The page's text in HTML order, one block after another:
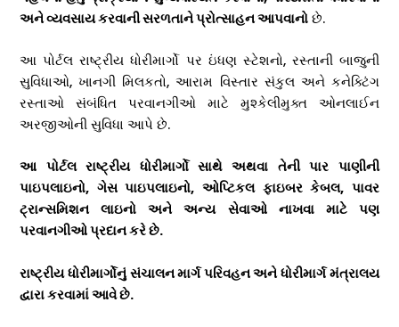
અને વ્યવસાય કરવાની સરળતાને પ્રોત્સાહન આપવાનો છે.
આ પોર્ટલ રાષ્ટ્રીય ધોરીમાર્ગો પર ઇંધણ સ્ટેશનો, રસ્તાની બાજુની
સુવિધાઓ, ખાનગી મિલકતો, આરામ વિસ્તાર સંકુલ અને કનેક્ટિંગ
રસ્તાઓ સંબંધિત પરવાનગીઓ માટે મુશ્કેલીમુક્ત ઓનલાઈન
અરજીઓની સુવિધા આપે છે.
આ પોર્ટલ રાષ્ટ્રીય ધોરીમાર્ગો સાથે અથવા તેની પાર પાણીની
પાઇપલાઇનો, ગેસ પાઇપલાઇનો, ઓપ્ટિકલ ફાઇબર કેબલ, પાવર
ટ્રાન્સમિશન લાઇનો અને અન્ય સેવાઓ નાખવા માટે પણ
પરવાનગીઓ પ્રદાન કરે છે.
રાષ્ટ્રીય ધોરીમાર્ગોનું સંચાલન માર્ગ પરિવહન અને ધોરીમાર્ગ મંત્રાલય
દ્વારા કરવામાં આવે છે.